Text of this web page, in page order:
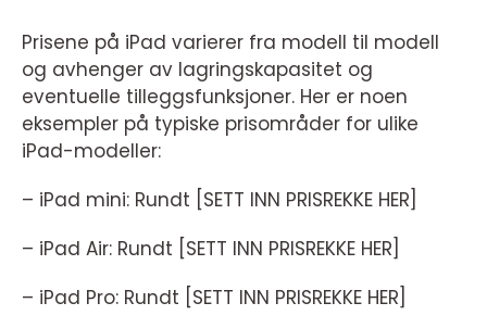
Prisene på iPad varierer fra modell til modell
og avhenger av lagringskapasitet og
eventuelle tilleggsfunksjoner. Her er noen
eksempler på typiske prisområder for ulike
iPad-modeller:
– iPad mini: Rundt [SETT INN PRISREKKE HER]
– iPad Air: Rundt [SETT INN PRISREKKE HER]
– iPad Pro: Rundt [SETT INN PRISREKKE HER]